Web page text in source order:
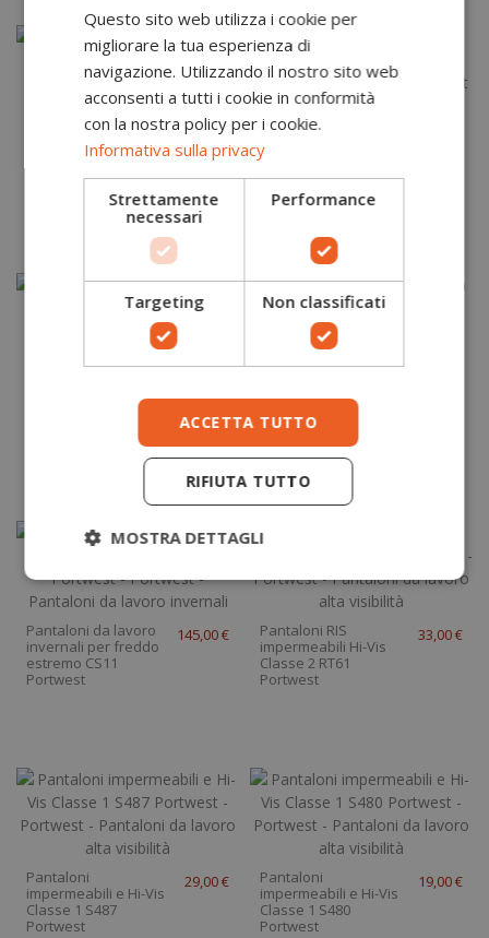
Pantaloni
impermeabili Classic
15,00 €
Pantaloni invernali
impermeabili a
visibilità migliorata
Iona S482 Portwest
industria alimentare
Pantaloni
impermeabili con
visibilità migliorata
Iona S481 Portwest
Pantaloni da lavoro
invernali per freddo
estremo CS11
Portwest
145,00 €
Pantaloni RIS
impermeabili Hi-Vis
Classe 2 RT61
Portwest
33,00 €
Pantaloni
impermeabili e Hi-Vis
Classe 1 S487
Portwest
29,00 €
Pantaloni
impermeabili e Hi-Vis
Classe 1 S480
Portwest
19,00 €
Questo sito web utilizza i cookie per
migliorare la tua esperienza di
navigazione. Utilizzando il nostro sito web
acconsenti a tutti i cookie in conformità
con la nostra policy per i cookie.
Informativa sulla privacy
Strettamente
necessari
Performance
Targeting Non classificati
ACCETTA TUTTO
RIFIUTA TUTTO
MOSTRA DETTAGLI